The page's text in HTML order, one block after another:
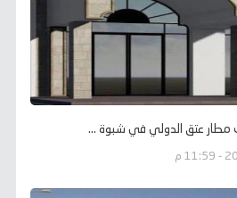
عتق الدولي في شبوة ...